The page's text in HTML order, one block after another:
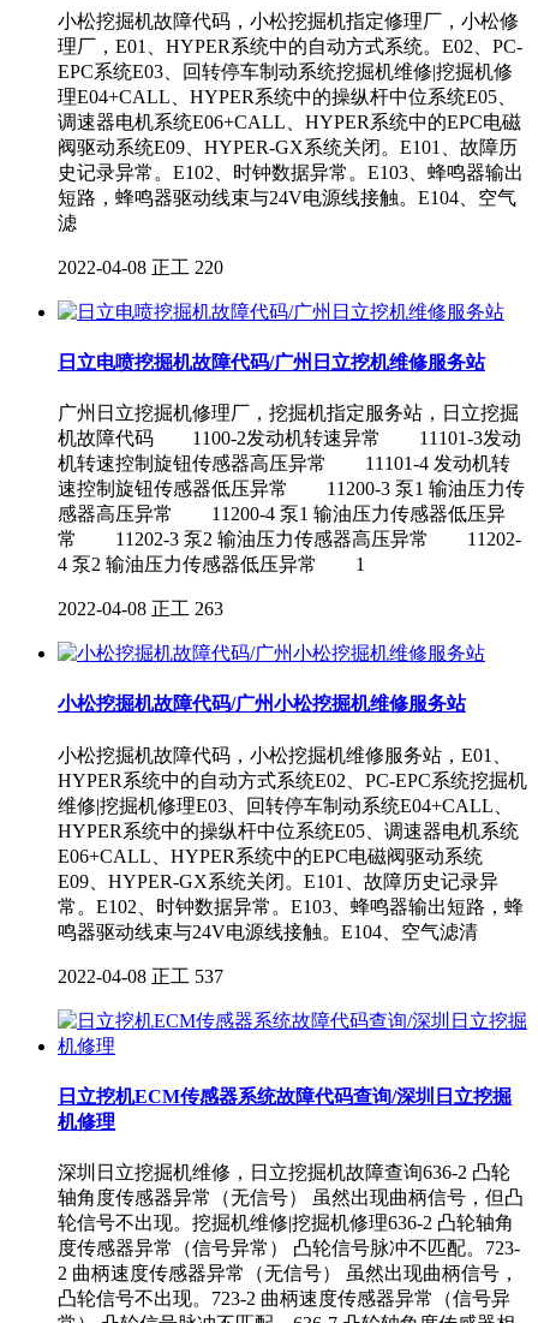
小松挖掘机故障代码，小松挖掘机指定修理厂，小松修
理厂，E01、HYPER系统中的自动方式系统。E02、PC-
EPC系统E03、回转停车制动系统挖掘机维修|挖掘机修
理E04+CALL、HYPER系统中的操纵杆中位系统E05、
调速器电机系统E06+CALL、HYPER系统中的EPC电磁
阀驱动系统E09、HYPER-GX系统关闭。E101、故障历
史记录异常。E102、时钟数据异常。E103、蜂鸣器输出
短路，蜂鸣器驱动线束与24V电源线接触。E104、空气
滤
2022-04-08 正工 220
日立电喷挖掘机故障代码/广州日立挖机维修服务站
广州日立挖掘机修理厂，挖掘机指定服务站，日立挖掘
机故障代码 1100-2发动机转速异常 11101-3发动
机转速控制旋钮传感器高压异常 11101-4 发动机转
速控制旋钮传感器低压异常 11200-3 泵1 输油压力传
感器高压异常 11200-4 泵1 输油压力传感器低压异
常 11202-3 泵2 输油压力传感器高压异常 11202-
4 泵2 输油压力传感器低压异常 1
2022-04-08 正工 263
小松挖掘机故障代码/广州小松挖掘机维修服务站
小松挖掘机故障代码，小松挖掘机维修服务站，E01、
HYPER系统中的自动方式系统E02、PC-EPC系统挖掘机
维修|挖掘机修理E03、回转停车制动系统E04+CALL、
HYPER系统中的操纵杆中位系统E05、调速器电机系统
E06+CALL、HYPER系统中的EPC电磁阀驱动系统
E09、HYPER-GX系统关闭。E101、故障历史记录异
常。E102、时钟数据异常。E103、蜂鸣器输出短路，蜂
鸣器驱动线束与24V电源线接触。E104、空气滤清
2022-04-08 正工 537
日立挖机ECM传感器系统故障代码查询/深圳日立挖掘
机修理
深圳日立挖掘机维修，日立挖掘机故障查询636-2 凸轮
轴角度传感器异常（无信号） 虽然出现曲柄信号，但凸
轮信号不出现。挖掘机维修|挖掘机修理636-2 凸轮轴角
度传感器异常（信号异常） 凸轮信号脉冲不匹配。723-
2 曲柄速度传感器异常（无信号） 虽然出现曲柄信号，
凸轮信号不出现。723-2 曲柄速度传感器异常（信号异